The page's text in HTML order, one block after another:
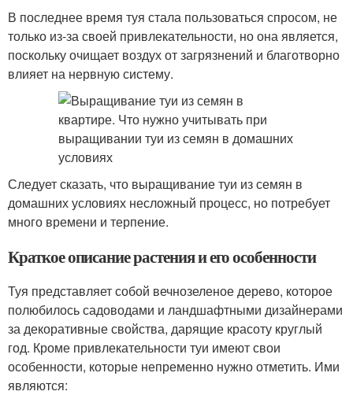
В последнее время туя стала пользоваться спросом, не
только из-за своей привлекательности, но она является,
поскольку очищает воздух от загрязнений и благотворно
влияет на нервную систему.
Следует сказать, что выращивание туи из семян в
домашних условиях несложный процесс, но потребует
много времени и терпение.
Краткое описание растения и его особенности
Туя представляет собой вечнозеленое дерево, которое
полюбилось садоводами и ландшафтными дизайнерами
за декоративные свойства, дарящие красоту круглый
год. Кроме привлекательности туи имеют свои
особенности, которые непременно нужно отметить. Ими
являются: